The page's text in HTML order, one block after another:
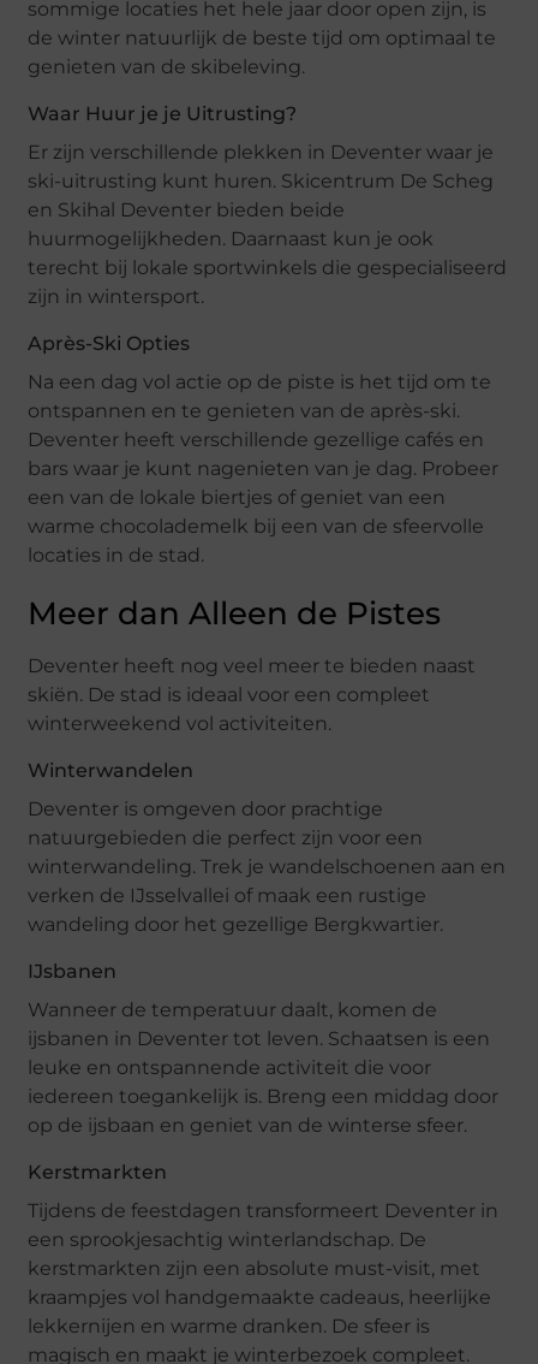
sommige locaties het hele jaar door open zijn, is
de winter natuurlijk de beste tijd om optimaal te
genieten van de skibeleving.
Waar Huur je je Uitrusting?
Er zijn verschillende plekken in Deventer waar je
ski-uitrusting kunt huren. Skicentrum De Scheg
en Skihal Deventer bieden beide
huurmogelijkheden. Daarnaast kun je ook
terecht bij lokale sportwinkels die gespecialiseerd
zijn in wintersport.
Après-Ski Opties
Na een dag vol actie op de piste is het tijd om te
ontspannen en te genieten van de après-ski.
Deventer heeft verschillende gezellige cafés en
bars waar je kunt nagenieten van je dag. Probeer
een van de lokale biertjes of geniet van een
warme chocolademelk bij een van de sfeervolle
locaties in de stad.
Meer dan Alleen de Pistes
Deventer heeft nog veel meer te bieden naast
skiën. De stad is ideaal voor een compleet
winterweekend vol activiteiten.
Winterwandelen
Deventer is omgeven door prachtige
natuurgebieden die perfect zijn voor een
winterwandeling. Trek je wandelschoenen aan en
verken de IJsselvallei of maak een rustige
wandeling door het gezellige Bergkwartier.
IJsbanen
Wanneer de temperatuur daalt, komen de
ijsbanen in Deventer tot leven. Schaatsen is een
leuke en ontspannende activiteit die voor
iedereen toegankelijk is. Breng een middag door
op de ijsbaan en geniet van de winterse sfeer.
Kerstmarkten
Tijdens de feestdagen transformeert Deventer in
een sprookjesachtig winterlandschap. De
kerstmarkten zijn een absolute must-visit, met
kraampjes vol handgemaakte cadeaus, heerlijke
lekkernijen en warme dranken. De sfeer is
magisch en maakt je winterbezoek compleet.